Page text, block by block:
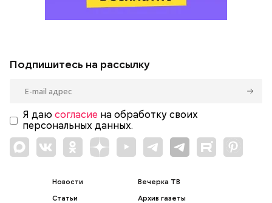
Подпишитесь на рассылку
Я даю согласие на обработку своих
персональных данных.
Новости
Статьи
Вечерка ТВ
Архив газеты